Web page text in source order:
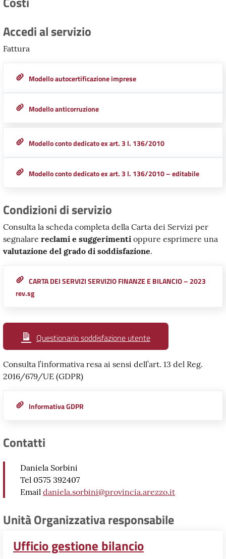
Accedi al servizio
Fattura
Modello autocertificazione imprese
Modello anticorruzione
Modello conto dedicato ex art. 3 l. 136/2010
Modello conto dedicato ex art. 3 l. 136/2010 – editabile
Condizioni di servizio
Consulta la scheda completa della Carta dei Servizi per
segnalare reclami e suggerimenti oppure esprimere una
valutazione del grado di soddisfazione.
CARTA DEI SERVIZI SERVIZIO FINANZE E BILANCIO – 2023
rev.sg
Questionario soddisfazione utente
Consulta l’informativa resa ai sensi dell’art. 13 del Reg.
2016/679/UE (GDPR)
Informativa GDPR
Contatti
Daniela Sorbini
Tel 0575 392407
Email daniela.sorbini@provincia.arezzo.it
Unità Organizzativa responsabile
Ufficio gestione bilancio